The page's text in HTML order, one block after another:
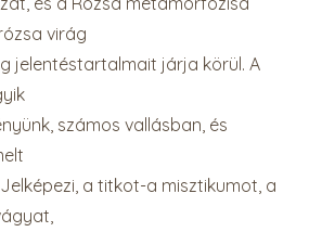
virág
jelentéstartalmait járja körül. A
számos vallásban, és
a titkot-a misztikumot, a